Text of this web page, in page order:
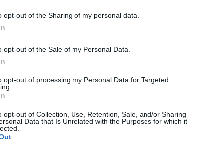
opt-out of the Sharing of my personal data.
opt-out of the Sale of my Personal Data.
opt-out of processing my Personal Data for Targeted
opt-out of Collection, Use, Retention, Sale, and/or Sharing
Data that Is Unrelated with the Purposes for which it
cançons. L'actuació els hi servirà per
adquirit al llarg del curs i formaran un
que ampliarà les possibilitats
dia del concert i el pagament serà a
a l'associació osonenca per la lluita